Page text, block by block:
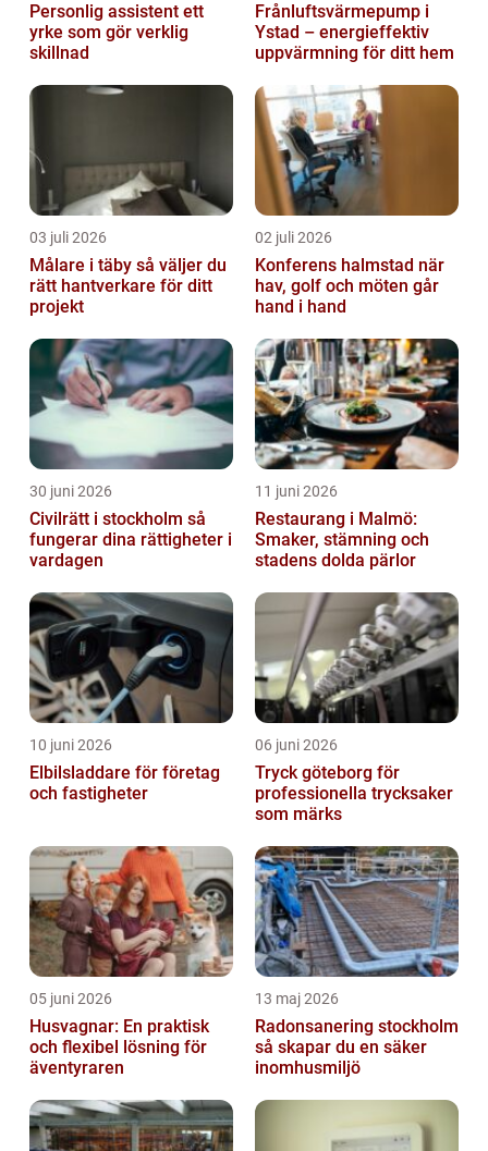
Personlig assistent ett
yrke som gör verklig
skillnad
Frånluftsvärmepump i
Ystad – energieffektiv
uppvärmning för ditt hem
03 juli 2026
Målare i täby så väljer du
rätt hantverkare för ditt
projekt
02 juli 2026
Konferens halmstad när
hav, golf och möten går
hand i hand
30 juni 2026
Civilrätt i stockholm så
fungerar dina rättigheter i
vardagen
11 juni 2026
Restaurang i Malmö:
Smaker, stämning och
stadens dolda pärlor
10 juni 2026
Elbilsladdare för företag
och fastigheter
06 juni 2026
Tryck göteborg för
professionella trycksaker
som märks
05 juni 2026
Husvagnar: En praktisk
och flexibel lösning för
äventyraren
13 maj 2026
Radonsanering stockholm
så skapar du en säker
inomhusmiljö